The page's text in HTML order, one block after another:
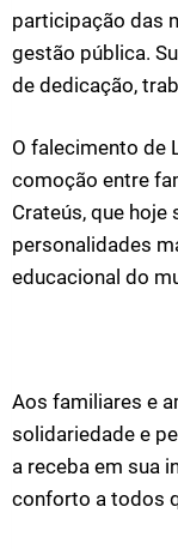
participação das
gestão pública.
de dedicação,
O falecimento de
comoção entre
Crateús, que hoje
personalidades
educacional do
Aos familiares e
solidariedade e
a receba em sua
conforto a todos